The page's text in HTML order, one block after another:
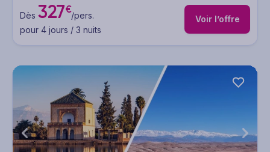
Dès 327€/pers.
pour 4 jours / 3 nuits
Voir l’offre